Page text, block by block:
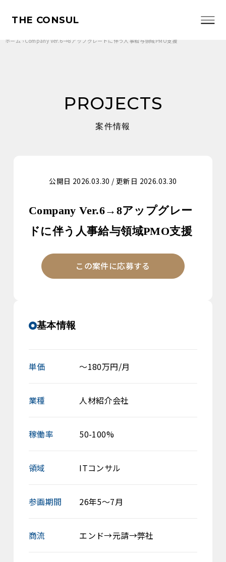
THE CONSUL
ホーム › Company Ver.6→8アップグレードに伴う人事給与領域PMO支援
PROJECTS
案件情報
基本情報
単価 ～180万円/月
業種 人材紹介会社
稼働率 50-100%
領域 ITコンサル
参画期間 26年5～7月
商流 エンド→元請→弊社
公開日 2026.03.30 / 更新日 2026.03.30
Company Ver.6→8アップグレー
ドに伴う人事給与領域PMO支援
この案件に応募する